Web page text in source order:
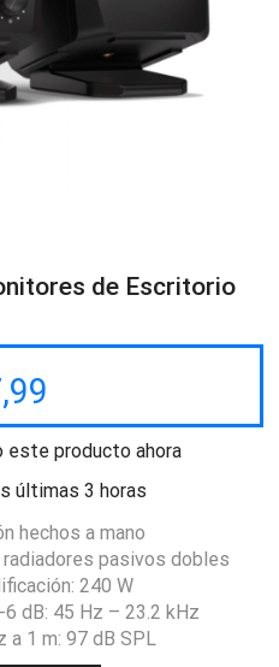
de Escritorio
este producto ahora
últimas 3 horas
hechos a mano
pasivos dobles
240 W
dB: 45 Hz – 23.2 kHz
a 1 m: 97 dB SPL